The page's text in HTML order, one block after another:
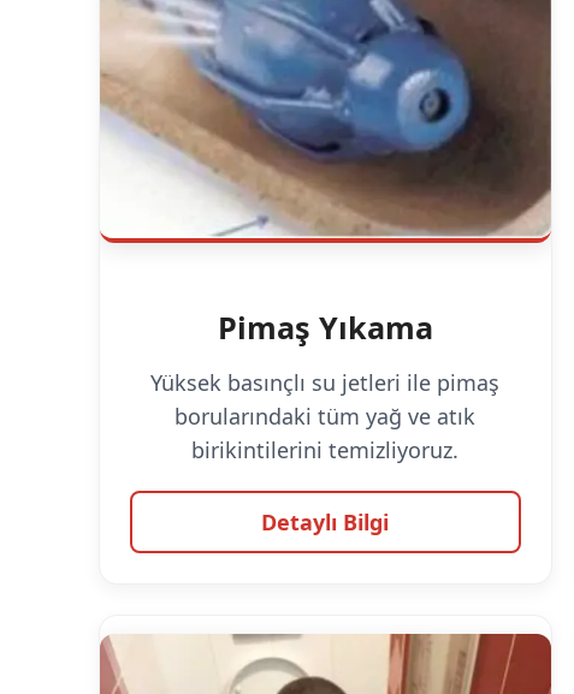
Pimaş Yıkama
Yüksek basınçlı su jetleri ile pimaş
borularındaki tüm yağ ve atık
birikintilerini temizliyoruz.
Detaylı Bilgi